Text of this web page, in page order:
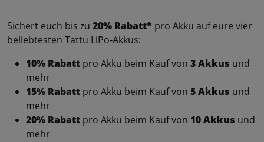
Sichert euch bis zu 20% Rabatt* pro Akku auf eure vier
beliebtesten Tattu LiPo-Akkus:
10% Rabatt pro Akku beim Kauf von 3 Akkus und
mehr
15% Rabatt pro Akku beim Kauf von 5 Akkus und
mehr
20% Rabatt pro Akku beim Kauf von 10 Akkus und
mehr